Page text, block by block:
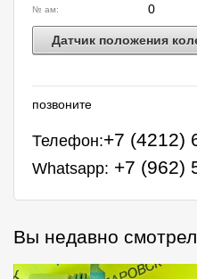
№ ам: 0
Датчик положения
позвоните
Телефон:+7 (4212)
Whatsapp: +7 (962)
Вы недавно